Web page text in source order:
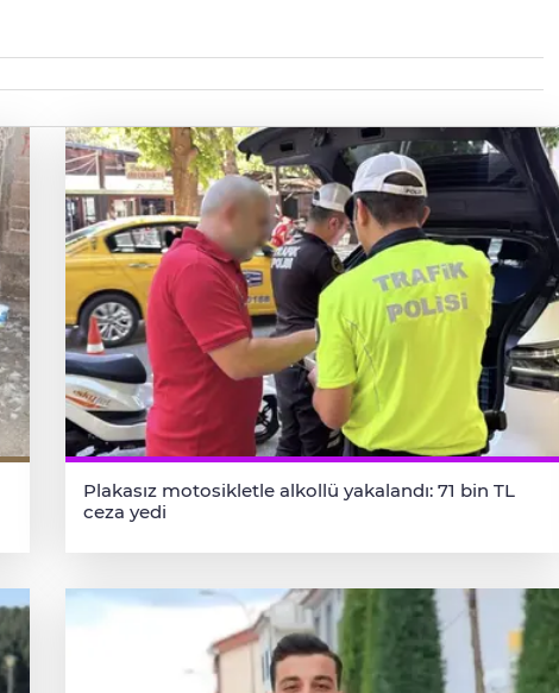
Plakasız motosikletle alkollü yakalandı: 71 bin TL
ceza yedi